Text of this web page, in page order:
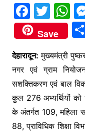
F
a
c
e
b
o
o
k
T
w
itt
er
W
h
at
s
A
p
p
Save
देहारादून: मुख्यमंत्री
नगर एवं ग्राम नियोजन
सशक्तिकरण एवं बाल
कुल 276 अभ्यर्थियों को
के अंतर्गत 109, महिला
88, प्राविधिक शिक्षा